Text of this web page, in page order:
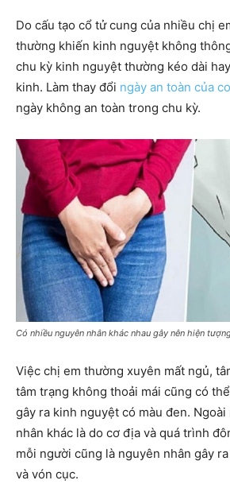
Do cấu tạo cổ tử cung của nhiều chị
thường khiến kinh nguyệt không
chu kỳ kinh nguyệt thường kéo dài
kinh. Làm thay đổi ngày an toàn của
ngày không an toàn trong chu kỳ.
Có nhiều nguyên nhân khác nhau gây nên hiện
Việc chị em thường xuyên mất ngủ,
tâm trạng không thoải mái cũng có
gây ra kinh nguyệt có màu đen.
nhân khác là do cơ địa và quá trình
mỗi người cũng là nguyên nhân gây
và vón cục.